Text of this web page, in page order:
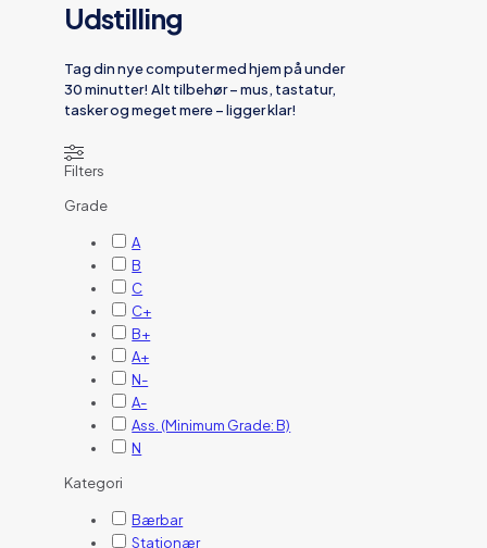
Udstilling
Tag din nye computer med hjem på under
30 minutter! Alt tilbehør – mus, tastatur,
tasker og meget mere – ligger klar!
Filters
Grade
A
B
C
C+
B+
A+
N-
A-
Ass. (Minimum Grade: B)
N
Kategori
Bærbar
Stationær